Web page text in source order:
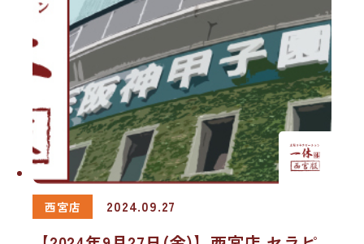
西宮店 2024.09.27